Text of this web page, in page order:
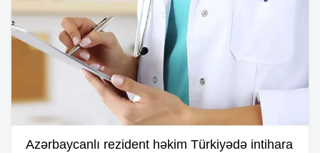
Azərbaycanlı rezident həkim Türkiyədə intihara